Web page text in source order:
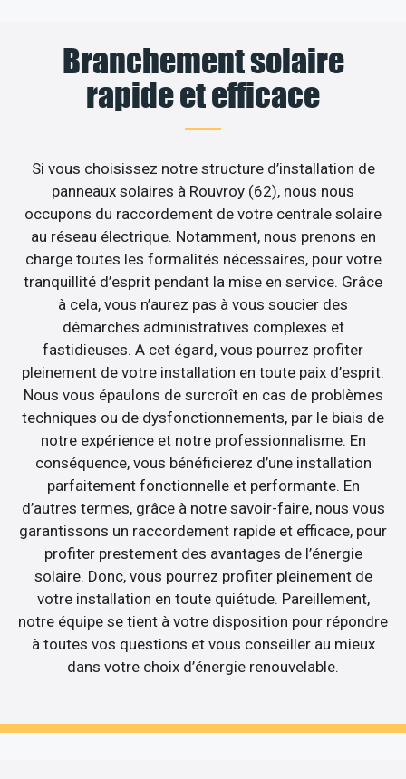
Branchement solaire
rapide et efficace
Si vous choisissez notre structure d’installation de
panneaux solaires à Rouvroy (62), nous nous
occupons du raccordement de votre centrale solaire
au réseau électrique. Notamment, nous prenons en
charge toutes les formalités nécessaires, pour votre
tranquillité d’esprit pendant la mise en service. Grâce
à cela, vous n’aurez pas à vous soucier des
démarches administratives complexes et
fastidieuses. A cet égard, vous pourrez profiter
pleinement de votre installation en toute paix d’esprit.
Nous vous épaulons de surcroît en cas de problèmes
techniques ou de dysfonctionnements, par le biais de
notre expérience et notre professionnalisme. En
conséquence, vous bénéficierez d’une installation
parfaitement fonctionnelle et performante. En
d’autres termes, grâce à notre savoir-faire, nous vous
garantissons un raccordement rapide et efficace, pour
profiter prestement des avantages de l’énergie
solaire. Donc, vous pourrez profiter pleinement de
votre installation en toute quiétude. Pareillement,
notre équipe se tient à votre disposition pour répondre
à toutes vos questions et vous conseiller au mieux
dans votre choix d’énergie renouvelable.